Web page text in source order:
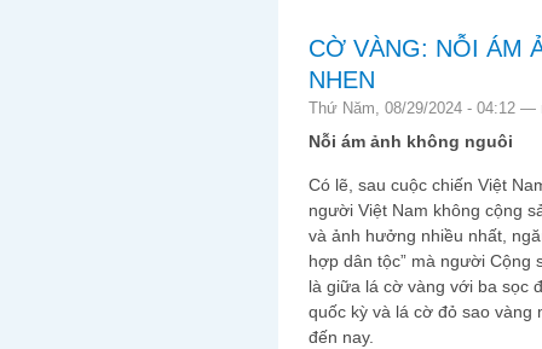
CỜ VÀNG: NỖI ÁM
NHEN
Thứ Năm, 08/29/2024 - 04:12 —
Nỗi ám ảnh không nguôi
Có lẽ, sau cuộc chiến Việt
người Việt Nam không cộng
và ảnh hưởng nhiều nhất,
hợp dân tộc” mà người Cộng
là giữa lá cờ vàng với ba sọc
quốc kỳ và lá cờ đỏ sao vàng
đến nay.